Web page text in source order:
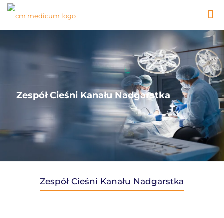
Zespół Cieśni Kanału Nadgarstka
Zespół Cieśni Kanału Nadgarstka